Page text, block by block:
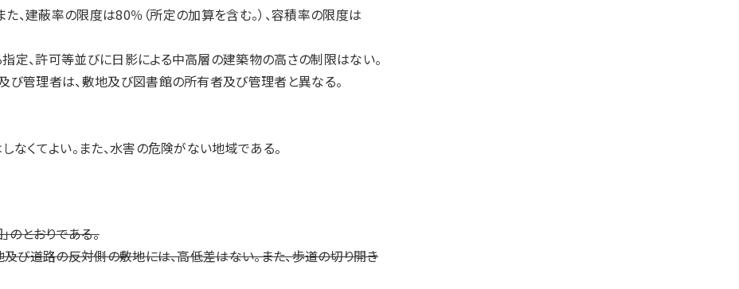
、建蔽率の限度は80％（所定の加算を含む。）、容積率の限度は
定、許可等並びに日影による中高層の建築物の高さの制限はない。
管理者は、敷地及び図書館の所有者及び管理者と異なる。
くてよい。また、水害の危険がない地域である。
のとおりである。
び道路の反対側の敷地には、高低差はない。また、歩道の切り開き